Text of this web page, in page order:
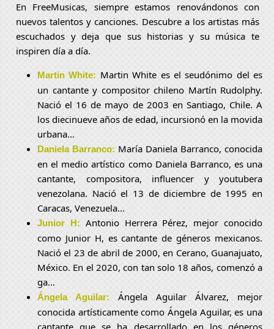
En FreeMusicas, siempre estamos renovándonos con
nuevos talentos y canciones. Descubre a los artistas más
escuchados y deja que sus historias y su música te
inspiren día a día.
Martin White: Martin White es el seudónimo del es
un cantante y compositor chileno Martín Rudolphy.
Nació el 16 de mayo de 2003 en Santiago, Chile. A
los diecinueve años de edad, incursionó en la movida
urbana...
Daniela Barranco: María Daniela Barranco, conocida
en el medio artístico como Daniela Barranco, es una
cantante, compositora, influencer y youtubera
venezolana. Nació el 13 de diciembre de 1995 en
Caracas, Venezuela...
Junior H: Antonio Herrera Pérez, mejor conocido
como Junior H, es cantante de géneros mexicanos.
Nació el 23 de abril de 2000, en Cerano, Guanajuato,
México. En el 2020, con tan solo 18 años, comenzó a
ga...
Ángela Aguilar:
Ángela Aguilar Álvarez, mejor
conocida artísticamente como Ángela Aguilar, es una
cantante que se ha desarrollado en los géneros